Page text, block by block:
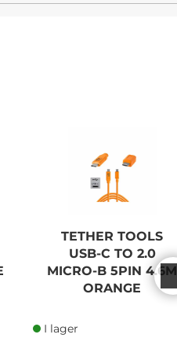
TETHER TOOLS
USB-C TO 2.0
MICRO-B 5PIN 4.6M
ORANGE
I lager